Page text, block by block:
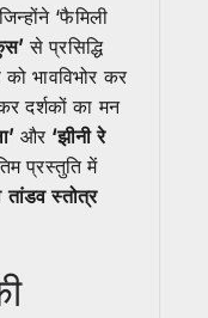
‘फैमिली
से प्रसिद्धि
भावविभोर कर
दर्शकों का मन
और ‘झीनी रे
प्रस्तुति में
स्तोत्र